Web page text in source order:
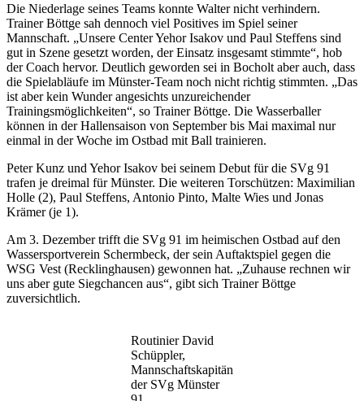
Die Niederlage seines Teams konnte Walter nicht verhindern.
Trainer Böttge sah dennoch viel Positives im Spiel seiner
Mannschaft. „Unsere Center Yehor Isakov und Paul Steffens sind
gut in Szene gesetzt worden, der Einsatz insgesamt stimmte“, hob
der Coach hervor. Deutlich geworden sei in Bocholt aber auch, dass
die Spielabläufe im Münster-Team noch nicht richtig stimmten. „Das
ist aber kein Wunder angesichts unzureichender
Trainingsmöglichkeiten“, so Trainer Böttge. Die Wasserballer
können in der Hallensaison von September bis Mai maximal nur
einmal in der Woche im Ostbad mit Ball trainieren.
Peter Kunz und Yehor Isakov bei seinem Debut für die SVg 91
trafen je dreimal für Münster. Die weiteren Torschützen: Maximilian
Holle (2), Paul Steffens, Antonio Pinto, Malte Wies und Jonas
Krämer (je 1).
Am 3. Dezember trifft die SVg 91 im heimischen Ostbad auf den
Wassersportverein Schermbeck, der sein Auftaktspiel gegen die
WSG Vest (Recklinghausen) gewonnen hat. „Zuhause rechnen wir
uns aber gute Siegchancen aus“, gibt sich Trainer Böttge
zuversichtlich.
Routinier David
Schüppler,
Mannschaftskapitän
der SVg Münster